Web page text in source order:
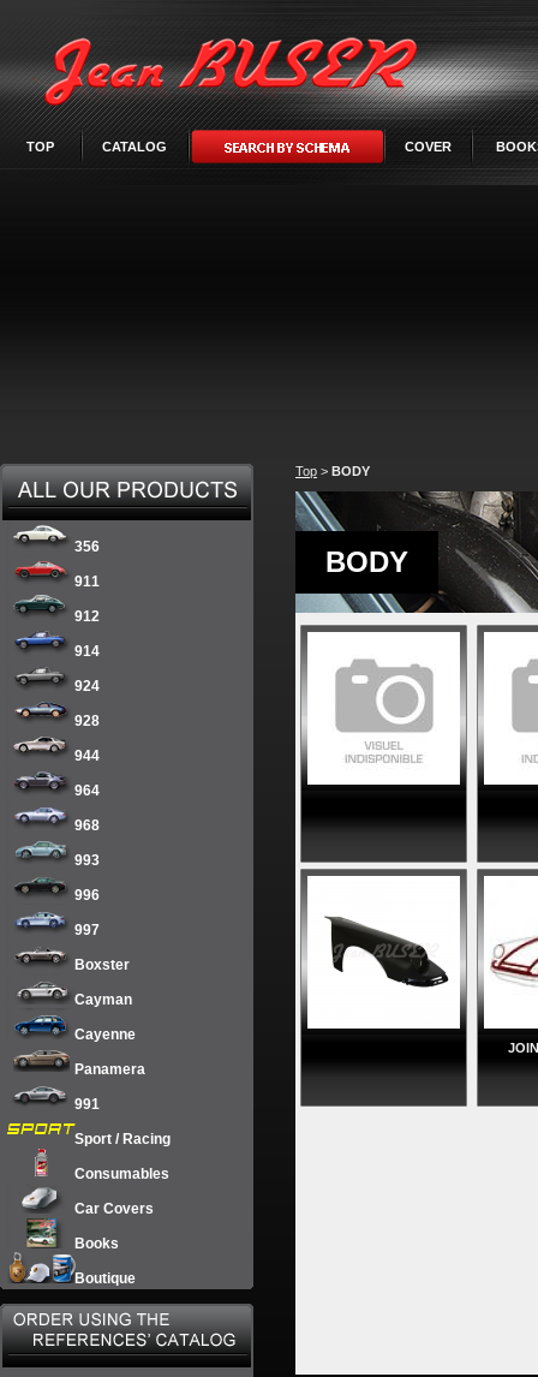
TOP CATALOG COVER
356
911
912
914
924
928
944
964
968
993
996
997
Boxster
Cayman
Cayenne
Panamera
991
Sport / Racing
Consumables
Car Covers
Books
Boutique
Top > BODY
BODY